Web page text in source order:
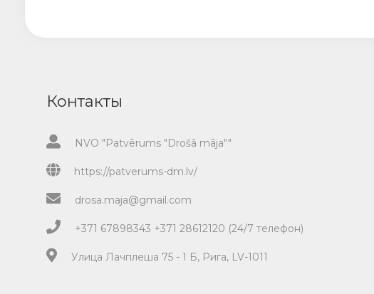
Контакты
NVO "Patvērums "Drošā māja""
https://patverums-dm.lv/
drosa.maja@gmail.com
+371 67898343 +371 28612120 (24/7 телефон)
Улица Лачплеша 75 - 1 Б, Рига, LV-1011